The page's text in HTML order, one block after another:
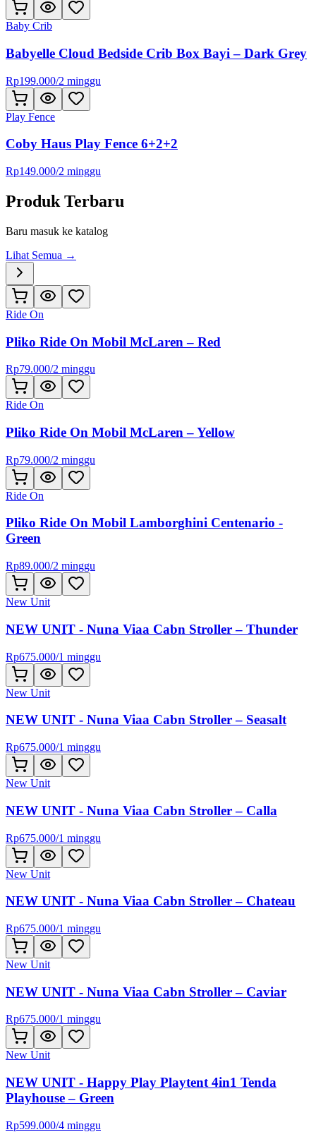
Baby Crib
Babyelle Cloud Bedside Crib Box Bayi – Dark Grey
Rp199.000/2 minggu
Play Fence
Coby Haus Play Fence 6+2+2
Rp149.000/2 minggu
Produk Terbaru
Baru masuk ke katalog
Lihat Semua →
Ride On
Pliko Ride On Mobil McLaren – Red
Rp79.000/2 minggu
Ride On
Pliko Ride On Mobil McLaren – Yellow
Rp79.000/2 minggu
Ride On
Pliko Ride On Mobil Lamborghini Centenario -
Green
Rp89.000/2 minggu
New Unit
NEW UNIT - Nuna Viaa Cabn Stroller – Thunder
Rp675.000/1 minggu
New Unit
NEW UNIT - Nuna Viaa Cabn Stroller – Seasalt
Rp675.000/1 minggu
New Unit
NEW UNIT - Nuna Viaa Cabn Stroller – Calla
Rp675.000/1 minggu
New Unit
NEW UNIT - Nuna Viaa Cabn Stroller – Chateau
Rp675.000/1 minggu
New Unit
NEW UNIT - Nuna Viaa Cabn Stroller – Caviar
Rp675.000/1 minggu
New Unit
NEW UNIT - Happy Play Playtent 4in1 Tenda
Playhouse – Green
Rp599.000/4 minggu